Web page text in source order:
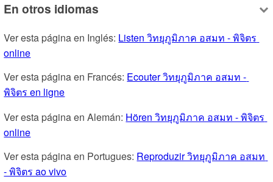
En otros idiomas
Ver esta página en Inglés: Listen วิทยุภูมิภาค อสมท - พิจิตร
online
Ver esta página en Francés: Ecouter วิทยุภูมิภาค อสมท -
พิจิตร en ligne
Ver esta página en Alemán: Hören วิทยุภูมิภาค อสมท - พิจิตร
online
Ver esta página en Portugues: Reproduzir วิทยุภูมิภาค อสมท
- พิจิตร ao vivo